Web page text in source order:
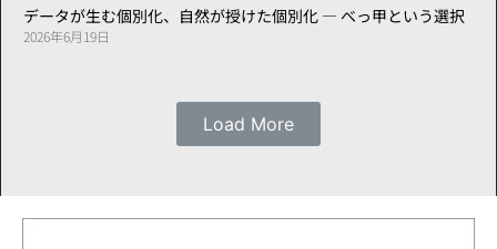
データが生む個別化、自然が授けた個別化 ― べっ甲という選択
2026年6月19日
Load More